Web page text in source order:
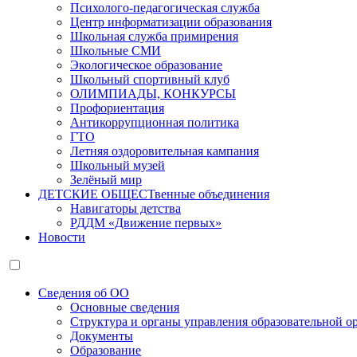
Психолого-педагогическая служба
Центр информатизации образования
Школьная служба примирения
Школьные СМИ
Экологическое образование
Школьный спортивный клуб
ОЛИМПИАДЫ, КОНКУРСЫ
Профориентация
Антикоррупционная политика
ГТО
Летняя оздоровительная кампания
Школьный музей
Зелёный мир
ДЕТСКИЕ ОБЩЕСТвенные объединения
Навигаторы детства
РДДМ «Движение первых»
Новости
Сведения об ОО
Основные сведения
Структура и органы управления образовательной
Документы
Образование